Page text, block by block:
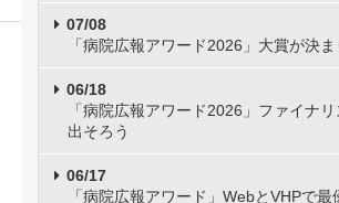
07/08
「病院広報アワード2026」大賞が決
06/18
「病院広報アワード2026」ファイナ
出そろう
06/17
「病院広報アワード」WebとVHPで最